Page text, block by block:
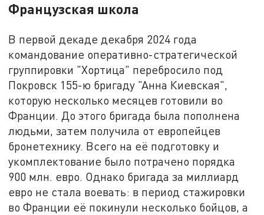
Французская школа
В первой декаде декабря 2024 года
командование оперативно-стратегической
группировки "Хортица" перебросило под
Покровск 155-ю бригаду "Анна Киевская",
которую несколько месяцев готовили во
Франции. До этого бригада была пополнена
людьми, затем получила от европейцев
бронетехнику. Всего на её подготовку и
укомплектование было потрачено порядка
900 млн. евро. Однако бригада за миллиард
евро не стала воевать: в период стажировки
во Франции её покинули несколько бойцов, а